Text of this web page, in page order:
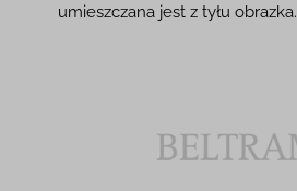
umieszczana jest z tyłu obrazka.